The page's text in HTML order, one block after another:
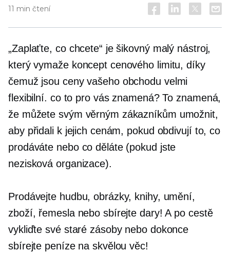
11 min čtení
„Zaplaťte, co chcete“ je šikovný malý nástroj,
který vymaže koncept cenového limitu, díky
čemuž jsou ceny vašeho obchodu velmi
flexibilní. co to pro vás znamená? To znamená,
že můžete svým věrným zákazníkům umožnit,
aby přidali k jejich cenám, pokud obdivují to, co
prodáváte nebo co děláte (pokud jste
nezisková organizace).
Prodávejte hudbu, obrázky, knihy, umění,
zboží, řemesla nebo sbírejte dary! A po cestě
vykliďte své staré zásoby nebo dokonce
sbírejte peníze na skvělou věc!